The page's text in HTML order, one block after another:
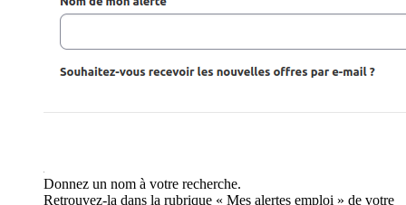
Donnez un nom à votre recherche.
Retrouvez-la dans la rubrique « Mes alertes emploi » de votre